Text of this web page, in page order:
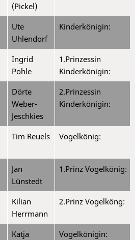
(Pickel)
Ute
Uhlendorf
Kinderkönigin:
Ingrid
Pohle
1.Prinzessin
Kinderkönigin:
Dörte
Weber-
Jeschkies
2.Prinzessin
Kinderkönigin:
Tim Reuels Vogelkönig:
Jan
Lünstedt
1.Prinz Vogelkönig:
Kilian
Herrmann
2.Prinz Vogelköng:
Katja
Vogelkönigin: